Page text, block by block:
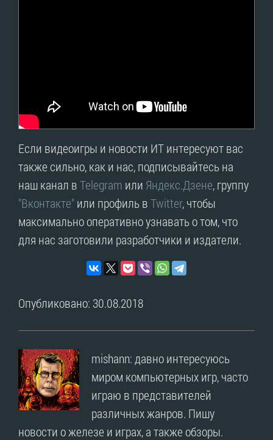
Если видеоигры и новости ИТ интересуют вас
также сильно, как и нас, подписывайтесь на
наш канал вTelegram или Яндекс.Дзене, группу
"Вконтакте"или профиль вTwitter, чтобы
максимально оперативно узнавать о том, что
для нас заготовили разработчики и издатели.
Опубликовано: 30.08.2018
mishann: давно интересуюсь
миром компьютерных игр, часто
играю в представителей
различных жанров. Пишу
новости о железе и играх, а также обзоры.